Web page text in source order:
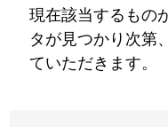
現在該当するもの
タが見つかり次第
ていただきます。